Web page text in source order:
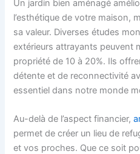
Un jardin bien aménagé
l’esthétique de votre maison,
sa valeur. Diverses études
extérieurs attrayants peuvent
propriété de 10 à 20%. Ils
détente et de reconnectivité
essentiel dans notre monde
Au-delà de l’aspect financier,
permet de créer un lieu de
et vos proches. Que ce soit